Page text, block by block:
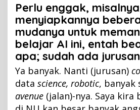
Perlu enggak,
menyiapkannya
mudanya untuk
belajar AI ini, entah
apa; sudah ada
Ya banyak. Nanti (jurusan)
data science, robotic, banyak
avenue (jalan)-nya. Saya